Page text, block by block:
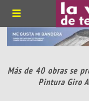
Más de 40 obras se
Pintura Giro